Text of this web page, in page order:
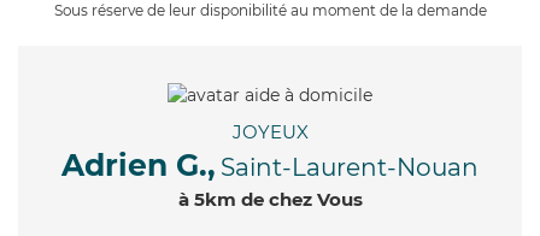
Sous réserve de leur disponibilité au moment de la demande
JOYEUX
Adrien G., Saint-Laurent-Nouan
à 5km de chez Vous